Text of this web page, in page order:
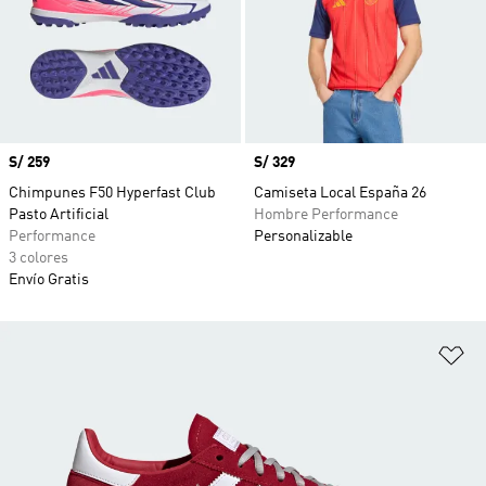
Precio
S/ 259
Chimpunes F50 Hyperfast Club
Pasto Artificial
Performance
3 colores
Envío Gratis
Precio
S/ 329
Camiseta Local España 26
Hombre Performance
Personalizable